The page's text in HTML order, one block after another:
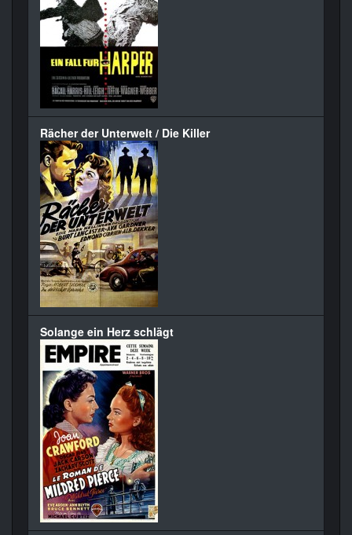
Rächer der Unterwelt / Die Killer
Solange ein Herz schlägt